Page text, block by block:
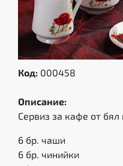
Код: 000458
Описание:
Сервиз за кафе от бял
6 бр. чаши
6 бр. чинийки